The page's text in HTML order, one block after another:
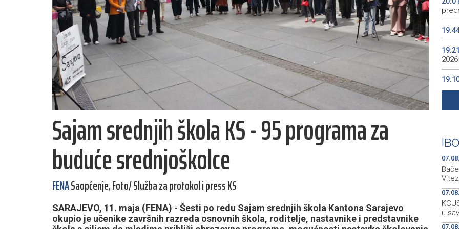
Sajam srednjih škola KS - 95 programa za
buduće srednjoškolce
FENASaopćenje, Foto/ Služba za protokol i press KS
SARAJEVO, 11. maja (FENA) - Šesti po redu Sajam srednjih škola Kantona Sarajevo
okupio je učenike završnih razreda osnovnih škola, roditelje, nastavnike i predstavnike
2026
se
u